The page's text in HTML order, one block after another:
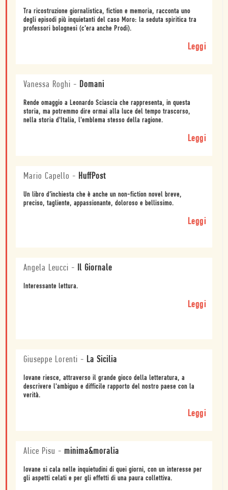
Tra ricostruzione giornalistica, fiction e memoria, racconta uno
degli episodi più inquietanti del caso Moro: la seduta spiritica tra
professori bolognesi (c'era anche Prodi).
Leggi
Vanessa Roghi - Domani
Rende omaggio a Leonardo Sciascia che rappresenta, in questa
storia, ma potremmo dire ormai alla luce del tempo trascorso,
nella storia d'Italia, l'emblema stesso della ragione.
Leggi
Mario Capello - HuffPost
Un libro d’inchiesta che è anche un non-fiction novel breve,
preciso, tagliente, appassionante, doloroso e bellissimo.
Leggi
Angela Leucci - Il Giornale
Interessante lettura.
Leggi
Giuseppe Lorenti - La Sicilia
Iovane riesce, attraverso il grande gioco della letteratura, a
descrivere l'ambiguo e difficile rapporto del nostro paese con la
verità.
Leggi
Alice Pisu - minima&moralia
Iovane si cala nelle inquietudini di quei giorni, con un interesse per
gli aspetti celati e per gli effetti di una paura collettiva.